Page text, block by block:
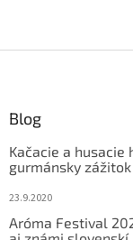
Blog
Kačacie a husacie
gurmánsky
23.9.2020
Aróma Festival